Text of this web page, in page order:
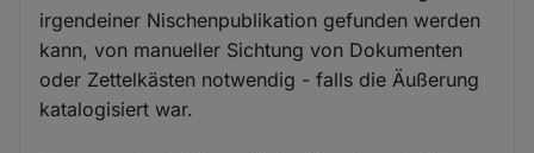
irgendeiner Nischenpublikation gefunden werden
kann, von manueller Sichtung von Dokumenten
oder Zettelkästen notwendig - falls die Äußerung
katalogisiert war.